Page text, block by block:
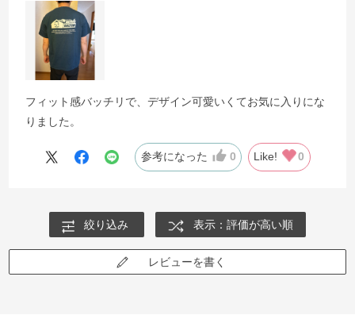
フィット感バッチリで、デザイン可愛いくてお気に入りにな
りました。
参考になった 0 Like! 0
絞り込み 表示：評価が高い順
レビューを書く